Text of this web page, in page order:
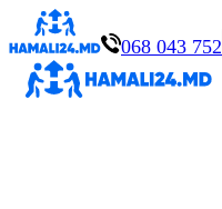
068 043 752